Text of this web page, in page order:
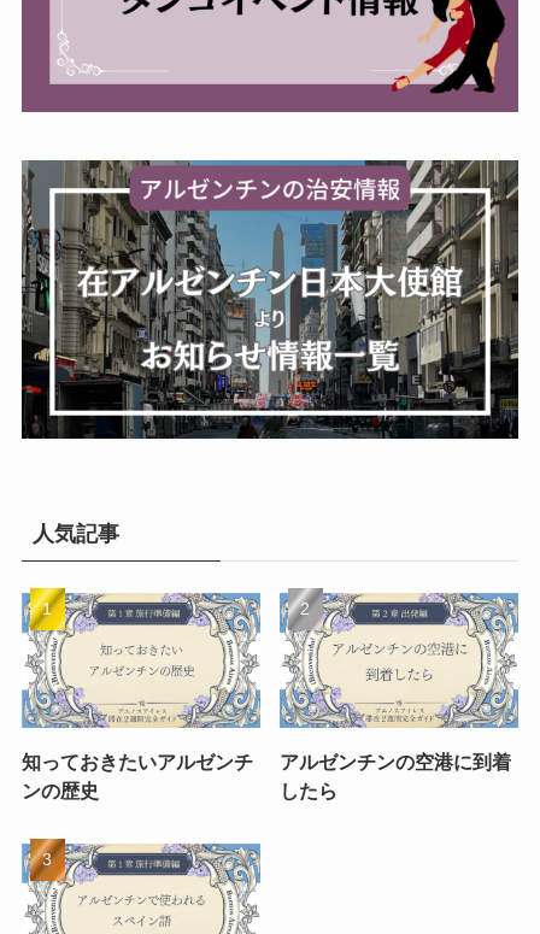
人気記事
知っておきたいアルゼンチ
ンの歴史
アルゼンチンの空港に到着
したら